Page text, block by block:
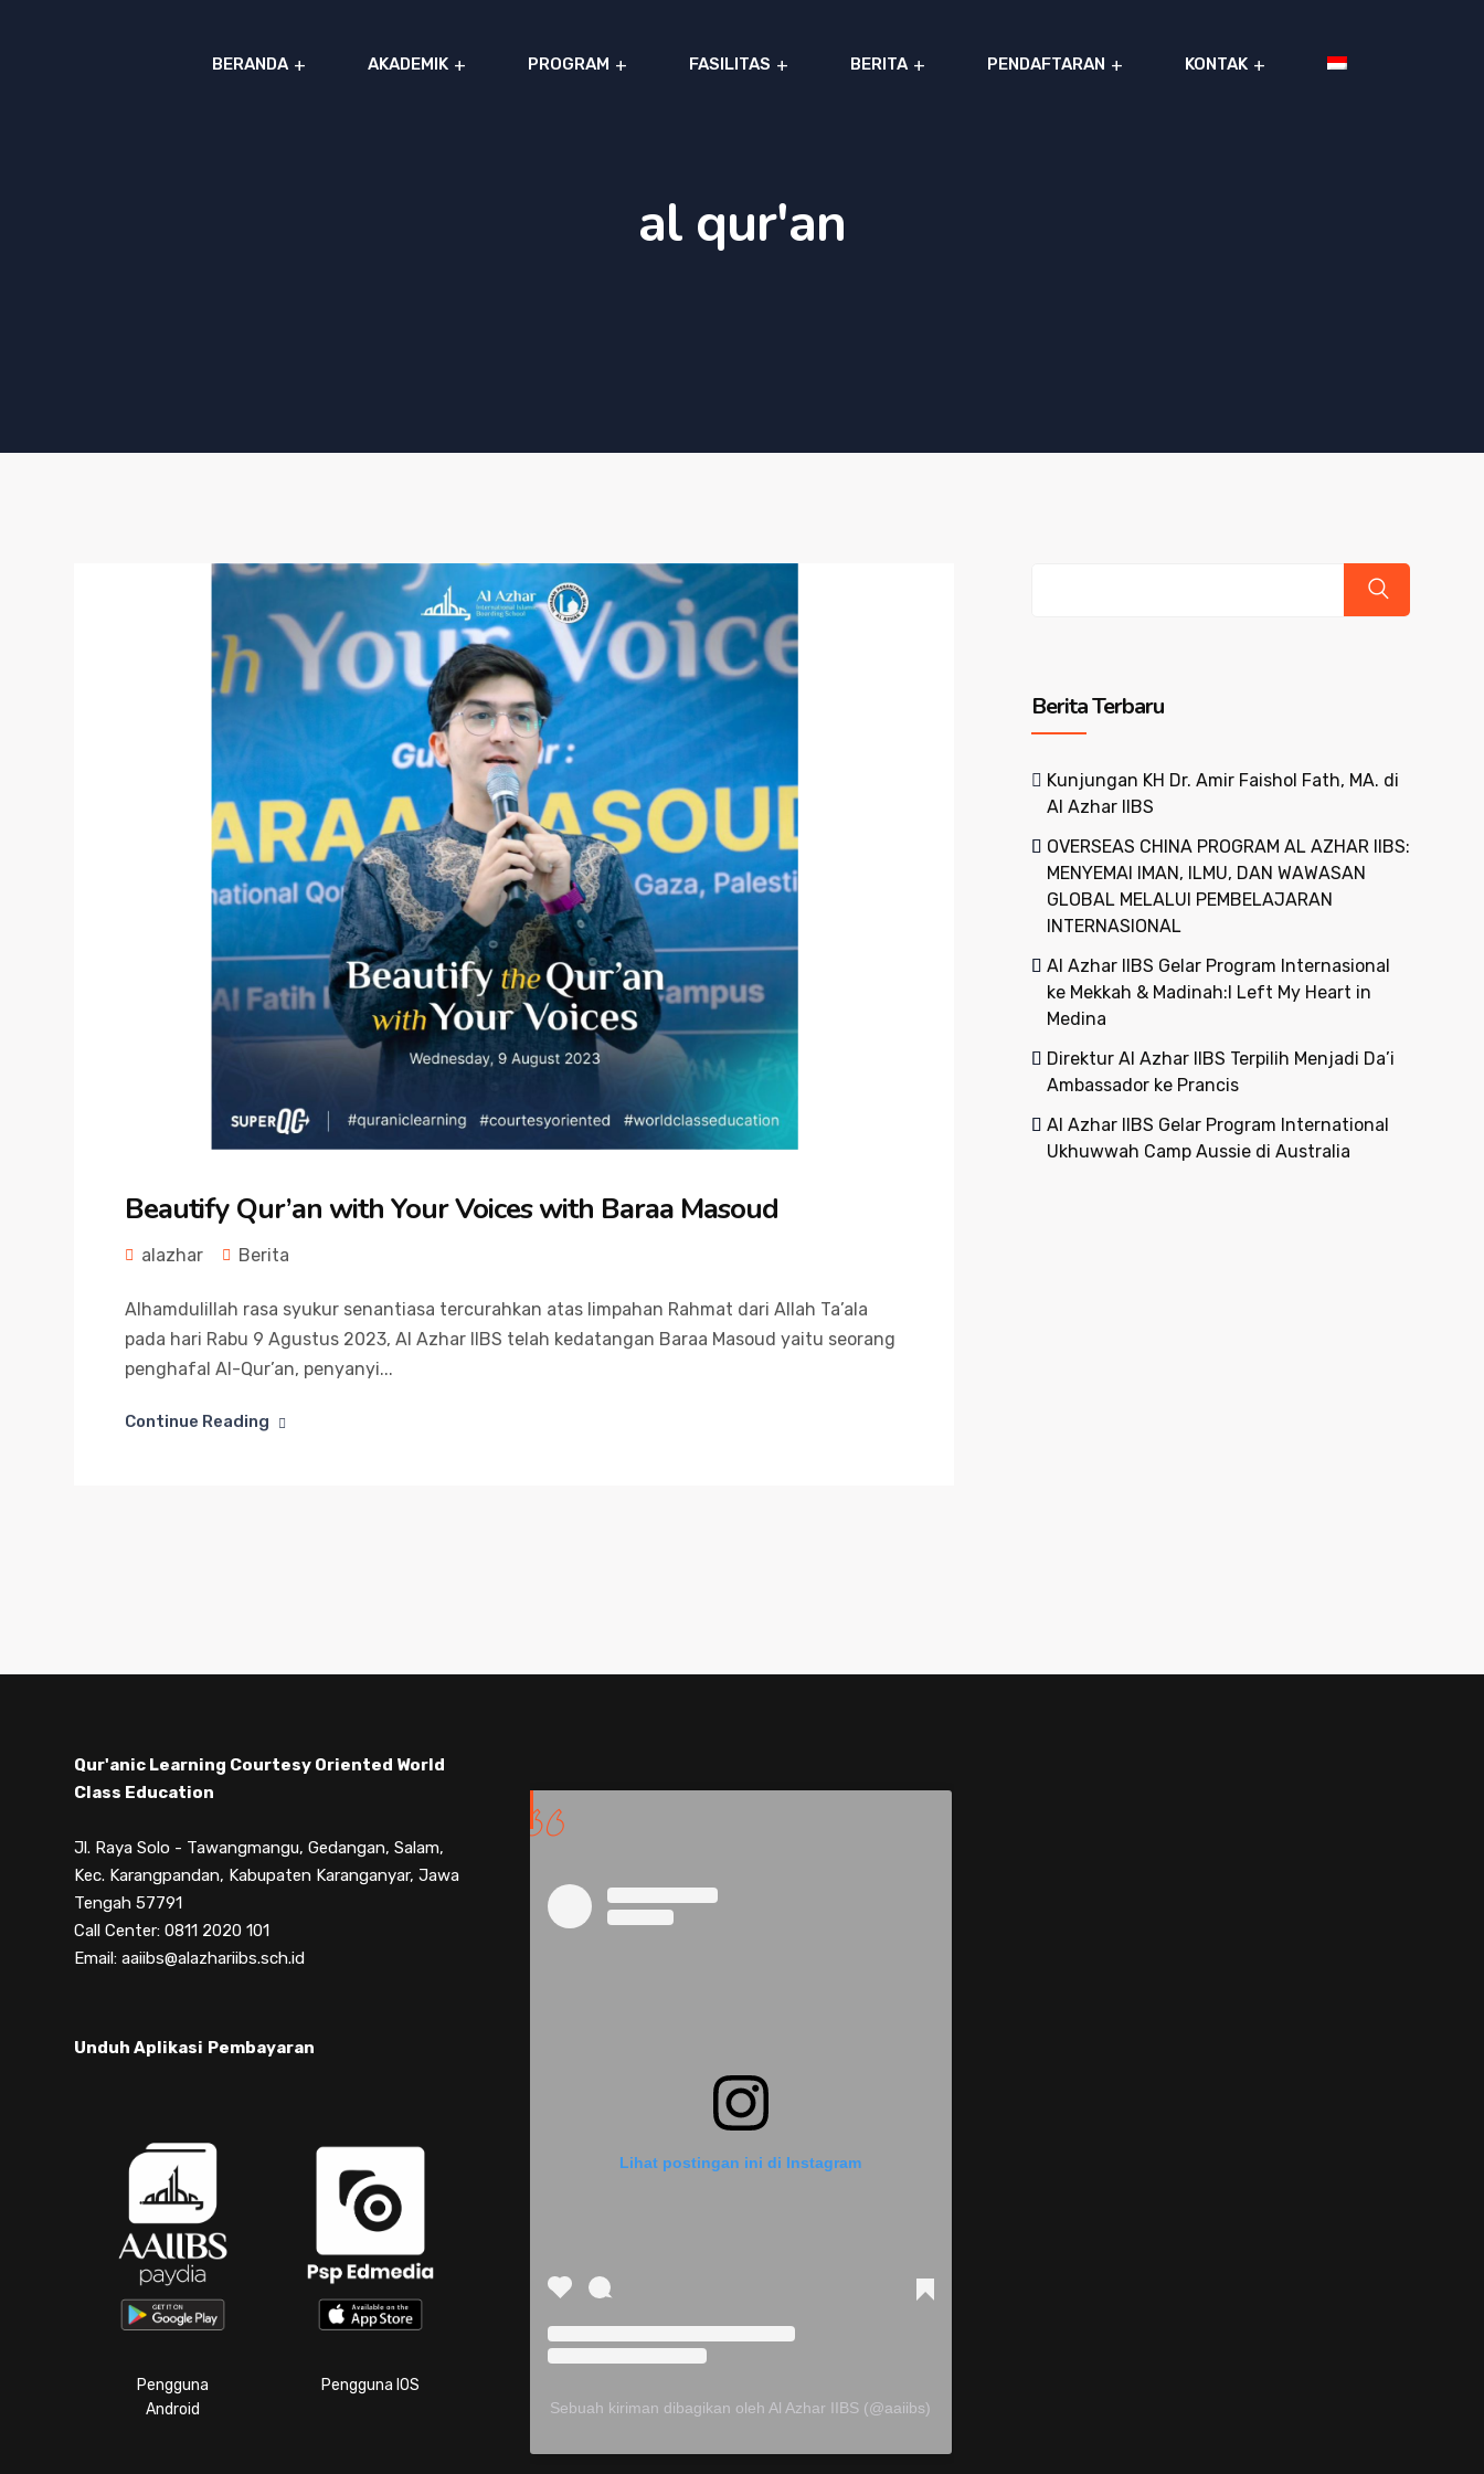
BERANDA AKADEMIK PROGRAM FASILITAS BERITA PENDAFTARAN KONTAK
al qur'an
Beautify Qur’an with Your Voices with Baraa Masoud
alazhar Berita
Alhamdulillah rasa syukur senantiasa tercurahkan atas limpahan Rahmat dari Allah Ta’ala
pada hari Rabu 9 Agustus 2023, Al Azhar IIBS telah kedatangan Baraa Masoud yaitu seorang
penghafal Al-Qur’an, penyanyi...
Continue Reading
Berita Terbaru
Kunjungan KH Dr. Amir Faishol Fath, MA. di
Al Azhar IIBS
OVERSEAS CHINA PROGRAM AL AZHAR IIBS:
MENYEMAI IMAN, ILMU, DAN WAWASAN
GLOBAL MELALUI PEMBELAJARAN
INTERNASIONAL
Al Azhar IIBS Gelar Program Internasional
ke Mekkah & Madinah:I Left My Heart in
Medina
Direktur Al Azhar IIBS Terpilih Menjadi Da’i
Ambassador ke Prancis
Al Azhar IIBS Gelar Program International
Ukhuwwah Camp Aussie di Australia
Qur'anic Learning Courtesy Oriented World
Class Education
Jl. Raya Solo - Tawangmangu, Gedangan, Salam,
Kec. Karangpandan, Kabupaten Karanganyar, Jawa
Tengah 57791
Call Center: 0811 2020 101
Email: aaiibs@alazhariibs.sch.id
Unduh Aplikasi Pembayaran
Pengguna
Android
Pengguna IOS
Lihat postingan ini di Instagram
Sebuah kiriman dibagikan oleh Al Azhar IIBS (@aaiibs)